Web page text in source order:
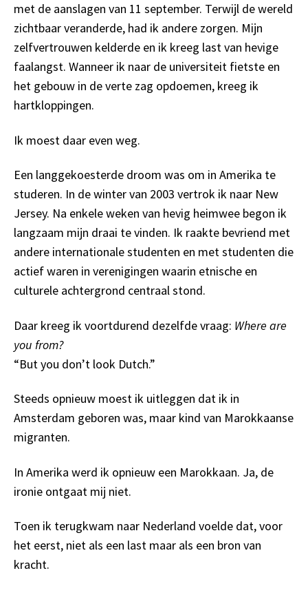
met de aanslagen van 11 september. Terwijl de wereld
zichtbaar veranderde, had ik andere zorgen. Mijn
zelfvertrouwen kelderde en ik kreeg last van hevige
faalangst. Wanneer ik naar de universiteit fietste en
het gebouw in de verte zag opdoemen, kreeg ik
hartkloppingen.
Ik moest daar even weg.
Een langgekoesterde droom was om in Amerika te
studeren. In de winter van 2003 vertrok ik naar New
Jersey. Na enkele weken van hevig heimwee begon ik
langzaam mijn draai te vinden. Ik raakte bevriend met
andere internationale studenten en met studenten die
actief waren in verenigingen waarin etnische en
culturele achtergrond centraal stond.
Daar kreeg ik voortdurend dezelfde vraag: Where are
you from?
“But you don’t look Dutch.”
Steeds opnieuw moest ik uitleggen dat ik in
Amsterdam geboren was, maar kind van Marokkaanse
migranten.
In Amerika werd ik opnieuw een Marokkaan. Ja, de
ironie ontgaat mij niet.
Toen ik terugkwam naar Nederland voelde dat, voor
het eerst, niet als een last maar als een bron van
kracht.